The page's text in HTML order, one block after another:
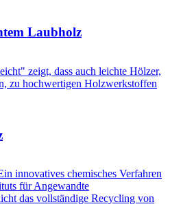
Laubholz
zeigt, dass auch leichte Hölzer,
zu hochwertigen Holzwerkstoffen
innovatives chemisches Verfahren
für Angewandte
das vollständige Recycling von